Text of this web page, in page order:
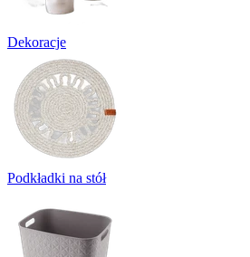
Dekoracje
Podkładki na stół